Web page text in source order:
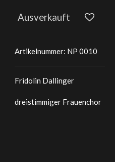
Ausverkauft
Artikelnummer: NP 0010
Fridolin Dallinger
dreistimmiger Frauenchor